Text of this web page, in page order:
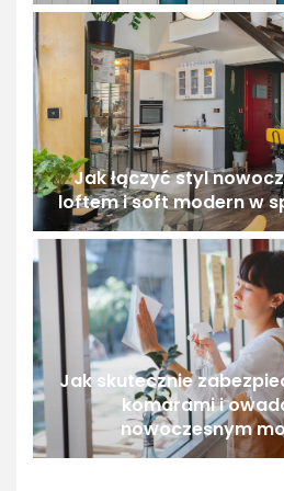
Jak łączyć styl
loftem i soft modern w
Jak skutecznie
komarami i
nowoczesnym